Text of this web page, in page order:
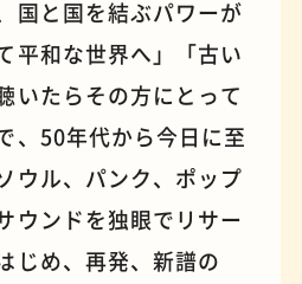
国と国を結ぶパワーが
平和な世界へ」「古い
いたらその方にとって
、50年代から今日に至
ウル、パンク、ポップ
ウンドを独眼でリサー
じめ、再発、新譜の